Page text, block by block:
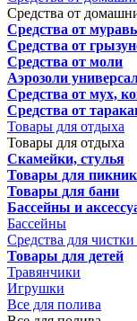
Средства от
Средства от
Средства от
Средства от моли
Аэрозоли
Средства от мух,
Средства от
Товары для отдыха
Товары для отдыха
Скамейки, стулья
Товары для
Товары для бани
Бассейны и
Бассейны
Средства для
Товары для детей
Травянчики
Игрушки
Все для полива